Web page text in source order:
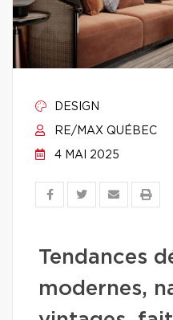
DESIGN
RE/MAX QUÉBEC
4 MAI 2025
Tendances
modernes,